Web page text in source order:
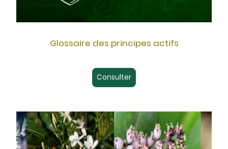
Glossaire des principes actifs
Consulter